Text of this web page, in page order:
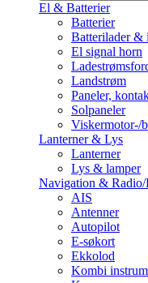
El & Batterier
Batterier
Batterilader &
El signal horn
Landstrøm
Paneler,
Solpaneler
Viskermotor-/
Lanterner & Lys
Lanterner
Lys & lamper
Navigation & Radio/
AIS
Antenner
Autopilot
E-søkort
Ekkolod
Kombi